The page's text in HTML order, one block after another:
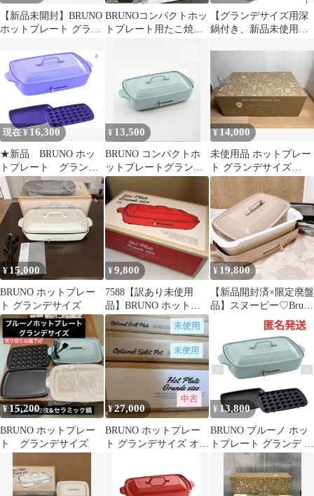
【新品未開封】BRUNO
ホットプレート グラン
BRUNOコンパクトホッ
トプレート用たこ焼き
【グランデサイズ用深
鍋付き、新品未使用】
現在 ¥ 16,300
★新品 BRUNO ホッ
トプレート グランデ
サイズ ブルーグレ
ー 水色 ブルーノ
¥ 13,500
BRUNO コンパクトホ
ットプレートグラン
デ BOE-026ブルーグ
レー
¥14,000
未使用品 ホットプレー
ト グランデサイズ
BRUNO BOE026-WH
¥ 15,000
BRUNO ホットプレー
ト グランデサイズ
¥9,800
7588【訳あり未使用
品】BRUNO ホットプ
レート グランデ レッド
¥ 19,800
【新品開封済×限定廃盤
品】スヌーピー♡Bruno
ホットプレートグラン
デ深鍋セット
¥ 15,200
BRUNO ホットプレー
ト グランデサイズ
¥27,000
BRUNO ホットプレー
ト グランデサイズ オプ
¥ 13,800
BRUNO ブルーノ ホッ
トプレート グランデ ブ
ルーグレーBOE026-
BGY